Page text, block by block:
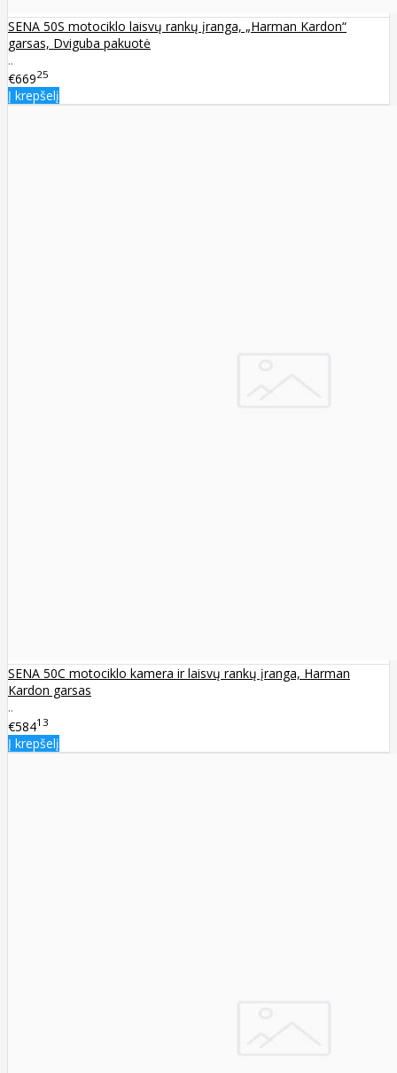
SENA 50S motociklo laisvų rankų įranga, „Harman Kardon“
garsas, Dviguba pakuotė
..
€66925
Į krepšelį
SENA 50C motociklo kamera ir laisvų rankų įranga, Harman
Kardon garsas
..
€58413
Į krepšelį